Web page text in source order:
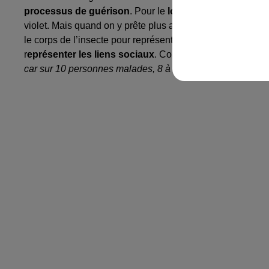
processus de guérison. Pour le logo
violet. Mais quand on y prête plus attention, on observe
le corps de l’insecte pour représenter
l’obsession de
représenter les liens sociaux. Concernant la couleur,
car sur 10 personnes malades, 8 à 9 sont des femmes